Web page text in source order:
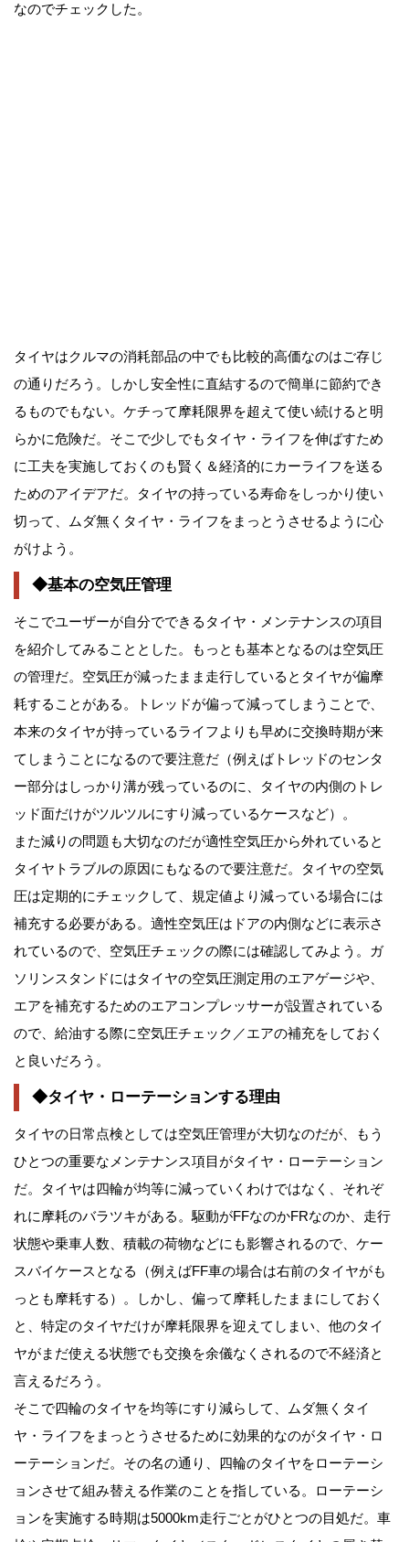
なのでチェックした。
タイヤはクルマの消耗部品の中でも比較的高価なのはご存じ
の通りだろう。しかし安全性に直結するので簡単に節約でき
るものでもない。ケチって摩耗限界を超えて使い続けると明
らかに危険だ。そこで少しでもタイヤ・ライフを伸ばすため
に工夫を実施しておくのも賢く＆経済的にカーライフを送る
ためのアイデアだ。タイヤの持っている寿命をしっかり使い
切って、ムダ無くタイヤ・ライフをまっとうさせるように心
がけよう。
◆基本の空気圧管理
そこでユーザーが自分でできるタイヤ・メンテナンスの項目
を紹介してみることとした。もっとも基本となるのは空気圧
の管理だ。空気圧が減ったまま走行しているとタイヤが偏摩
耗することがある。トレッドが偏って減ってしまうことで、
本来のタイヤが持っているライフよりも早めに交換時期が来
てしまうことになるので要注意だ（例えばトレッドのセンタ
ー部分はしっかり溝が残っているのに、タイヤの内側のトレ
ッド面だけがツルツルにすり減っているケースなど）。
また減りの問題も大切なのだが適性空気圧から外れていると
タイヤトラブルの原因にもなるので要注意だ。タイヤの空気
圧は定期的にチェックして、規定値より減っている場合には
補充する必要がある。適性空気圧はドアの内側などに表示さ
れているので、空気圧チェックの際には確認してみよう。ガ
ソリンスタンドにはタイヤの空気圧測定用のエアゲージや、
エアを補充するためのエアコンプレッサーが設置されている
ので、給油する際に空気圧チェック／エアの補充をしておく
と良いだろう。
◆タイヤ・ローテーションする理由
タイヤの日常点検としては空気圧管理が大切なのだが、もう
ひとつの重要なメンテナンス項目がタイヤ・ローテーション
だ。タイヤは四輪が均等に減っていくわけではなく、それぞ
れに摩耗のバラツキがある。駆動がFFなのかFRなのか、走行
状態や乗車人数、積載の荷物などにも影響されるので、ケー
スバイケースとなる（例えばFF車の場合は右前のタイヤがも
っとも摩耗する）。しかし、偏って摩耗したままにしておく
と、特定のタイヤだけが摩耗限界を迎えてしまい、他のタイ
ヤがまだ使える状態でも交換を余儀なくされるので不経済と
言えるだろう。
そこで四輪のタイヤを均等にすり減らして、ムダ無くタイ
ヤ・ライフをまっとうさせるために効果的なのがタイヤ・ロ
ーテーションだ。その名の通り、四輪のタイヤをローテーシ
ョンさせて組み替える作業のことを指している。ローテーシ
ョンを実施する時期は5000km走行ごとがひとつの目処だ。車